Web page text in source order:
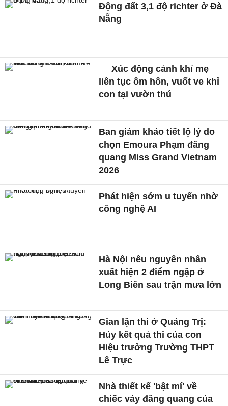
Động đất 3,1 độ richter ở Đà
Nẵng
Xúc động cảnh khỉ mẹ
liên tục ôm hôn, vuốt ve khỉ
con tại vườn thú
Ban giám khảo tiết lộ lý do
chọn Emoura Phạm đăng
quang Miss Grand Vietnam
2026
Phát hiện sớm u tuyến nhờ
công nghệ AI
Hà Nội nêu nguyên nhân
xuất hiện 2 điểm ngập ở
Long Biên sau trận mưa lớn
Gian lận thi ở Quảng Trị:
Hủy kết quả thi của con
Hiệu trưởng Trường THPT
Lê Trực
Nhà thiết kế 'bật mí' về
chiếc váy đăng quang của